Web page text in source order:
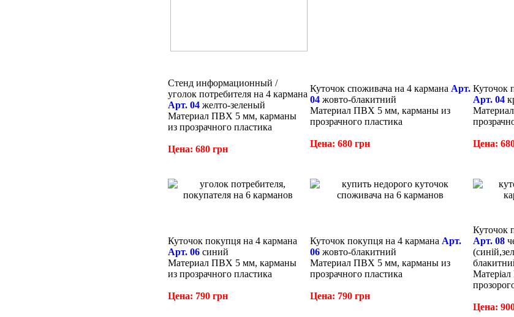
Стенд информационный /
уголок потребителя на 4 кармана
Арт. 04 желто-зеленый
Материал ПВХ 5 мм, карманы
из прозрачного пластика
Цена: 680 грн
Куточок споживача на 4 кармана Арт.
04 жовто-блакитний
Материал ПВХ 5 мм, карманы из
прозрачного пластика
Цена: 680 грн
Куточок
Арт. 04
Цена:
Куточок покупця на 4 кармана
Арт. 06 синий
Материал ПВХ 5 мм, карманы
из прозрачного пластика
Цена: 790 грн
Куточок покупця на 4 кармана Арт.
06 жовто-блакитний
Материал ПВХ 5 мм, карманы из
прозрачного пластика
Цена: 790 грн
Куточок
Арт. 08
Цена: